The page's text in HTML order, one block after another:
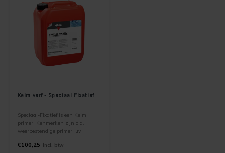
Keim verf - Speciaal Fixatief
Speciaal-Fixatief is een Keim
primer. Kenmerken zijn o.a.
weerbestendige primer, uv
schimmelwerende primer, goed
€100,25 Incl. btw